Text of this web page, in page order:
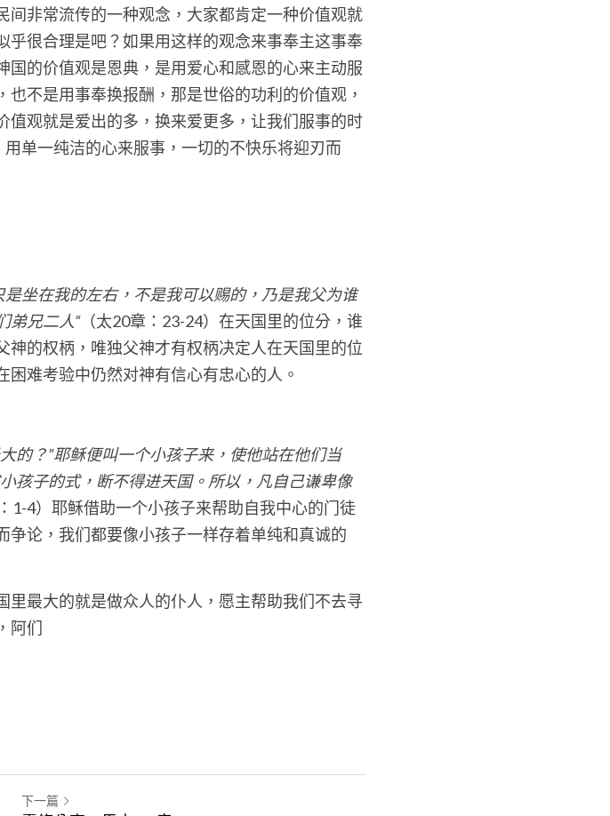
非常流传的一种观念，大家都肯定一种价值观就
很合理是吧？如果用这样的观念来事奉主这事奉
的价值观是恩典，是用爱心和感恩的心来主动服
不是用事奉换报酬，那是世俗的功利的价值观，
观就是爱出的多，换来爱更多，让我们服事的时
单一纯洁的心来服事，一切的不快乐将迎刃而
坐在我的左右，不是我可以赐的，乃是我父为谁
弟兄二人“（太20章：23-24）在天国里的位分，谁
的权柄，唯独父神才有权柄决定人在天国里的位
难考验中仍然对神有信心有忠心的人。
的？”耶稣便叫一个小孩子来，使他站在他们当
孩子的式，断不得进天国。所以，凡自己谦卑像
1-4） 耶稣借助一个小孩子来帮助自我中心的门徒
论，我们都要像小孩子一样存着单纯和真诚的
最大的就是做众人的仆人，愿主帮助我们不去寻
阿们
下一篇